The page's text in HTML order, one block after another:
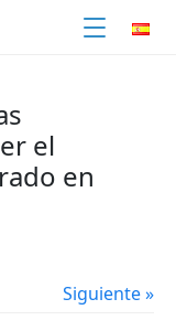
el
en
Siguiente »